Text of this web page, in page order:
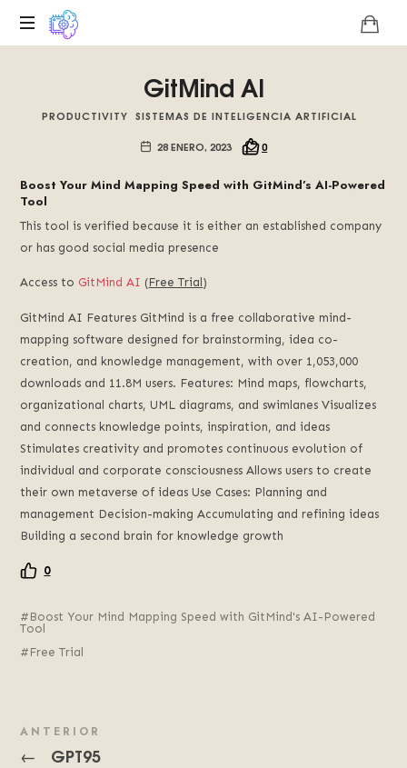
la
del
de
la
artificial
del
futuro.
GitMind AI
PRODUCTIVITY SISTEMAS DE INTELIGENCIA ARTIFICIAL
28 ENERO, 2023
0
Boost Your Mind Mapping Speed with GitMind’s AI-Powered
Tool
This tool is verified because it is either an established company
or has good social media presence
Access to GitMind AI (Free Trial )
GitMind AI Features GitMind is a free collaborative mind-
mapping software designed for brainstorming, idea co-
creation, and knowledge management, with over 1,053,000
downloads and 11.8M users. Features: Mind maps, flowcharts,
organizational charts, UML diagrams, and swimlanes Visualizes
and connects knowledge points, inspiration, and ideas
Stimulates creativity and promotes continuous evolution of
individual and corporate consciousness Allows users to create
their own metaverse of ideas Use Cases: Planning and
management Decision-making Accumulating and refining ideas
Building a second brain for knowledge growth
0
Boost Your Mind Mapping Speed with GitMind's AI-Powered
Tool
Free Trial
ANTERIOR
← GPT95